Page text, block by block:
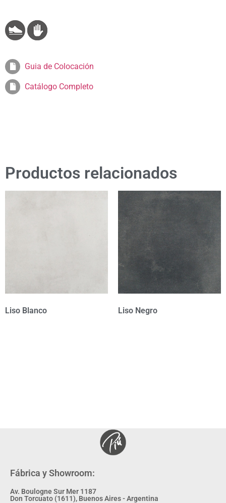
Guia de Colocación
Catálogo Completo
Productos relacionados
Liso Blanco Liso Negro
Fábrica y Showroom:
Av. Boulogne Sur Mer 1187
Don Torcuato (1611), Buenos Aires - Argentina